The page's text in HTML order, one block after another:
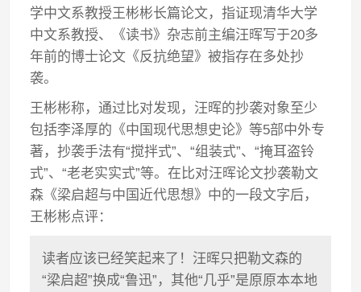
学中文系教授王彬彬长篇论文，指证现清华大学
中文系教授、《读书》杂志前主编汪晖写于20多
年前的博士论文《反抗绝望》被指存在多处抄
袭。
王彬彬称，通过比对发现，汪晖的抄袭对象至少
包括李泽厚的《中国现代思想史论》等5部中外专
著，抄袭手法有“搅拌式”、“组装式”、“掩耳盗铃
式”、“老老实实式”等。在比对汪晖论文抄袭勒文
森《梁启超与中国近代思想》中的一段文字后，
王彬彬点评：
读者应该已经笑起来了！汪晖只把勒文森的
“梁启超”换成“鲁迅”，其他“几乎”是原原本本地